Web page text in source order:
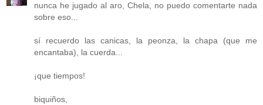
nunca he jugado al aro, Chela, no puedo comentarte nada
sobre eso...
sí recuerdo las canicas, la peonza, la chapa (que me
encantaba), la cuerda...
¡que tiempos!
biquiños,